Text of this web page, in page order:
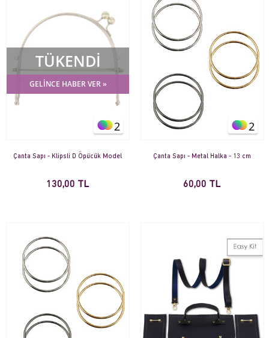
2
TÜKENDİ
GELİNCE HABER VER »
Çanta Sapı - Klipsli D Öpücük Model
130,00 TL
2
Çanta Sapı - Metal Halka - 13 cm
60,00 TL